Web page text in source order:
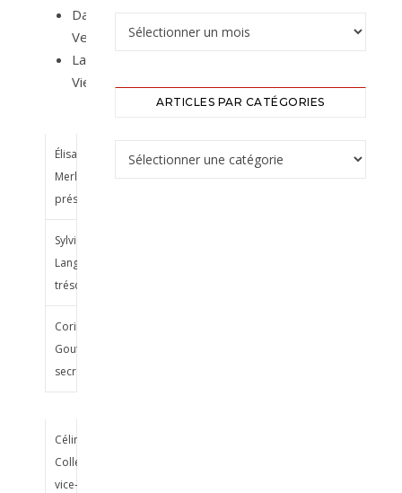
David
Verfaillie
Laurent
Viers
Élisabeth
Merly,
présidente
Sylvie
Langlois,
trésorière
Corinne
Goutard,
secrétaire
Céline
Collet,
vice-
ARTICLES PAR CATÉGORIES